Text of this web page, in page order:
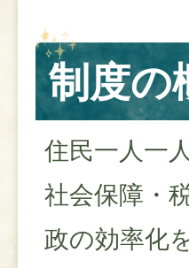
制度の
住民一人一
社会保障・
政の効率化